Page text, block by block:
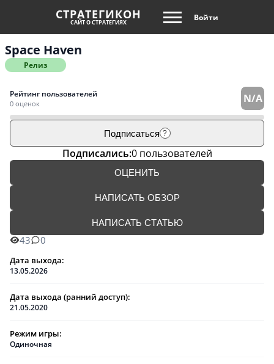
СТРАТЕГИКОН
САЙТ О СТРАТЕГИЯХ Войти
Space Haven
Релиз
Рейтинг пользователей
0 оценок N/A
Подписаться ?
Подписались:0 пользователей
ОЦЕНИТЬ
НАПИСАТЬ ОБЗОР
НАПИСАТЬ СТАТЬЮ
43 0
Дата выхода:
13.05.2026
Дата выхода (ранний доступ):
21.05.2020
Режим игры:
Одиночная